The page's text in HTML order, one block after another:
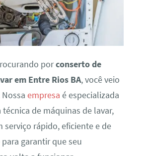
porconserto de
em Entre Rios BA, você veio
empresa é especializada
técnica de máquinas de lavar,
serviço rápido, eficiente e de
garantir que seu